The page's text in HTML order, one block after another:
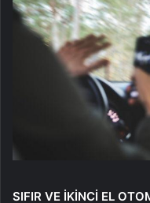
SIFIR VE İKİNCİ EL